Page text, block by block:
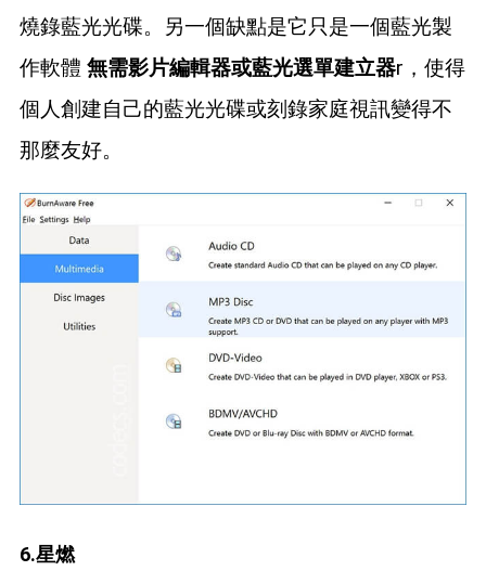
燒錄藍光光碟。另一個缺點是它只是一個藍光製
作軟體 無需影片編輯器或藍光選單建立器r，使得
個人創建自己的藍光光碟或刻錄家庭視訊變得不
那麼友好。
6.星燃